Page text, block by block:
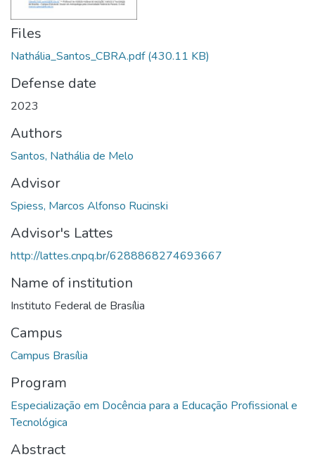
Files
Nathália_Santos_CBRA.pdf(430.11 KB)
Defense date
2023
Authors
Santos, Nathália de Melo
Advisor
Spiess, Marcos Alfonso Rucinski
Advisor's Lattes
http://lattes.cnpq.br/6288868274693667
Name of institution
Instituto Federal de Brasília
Campus
Campus Brasília
Program
Especialização em Docência para a Educação Profissional e
Tecnológica
Abstract